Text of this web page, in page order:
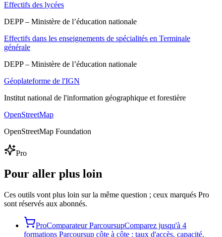
Effectifs des lycées
DEPP – Ministère de l’éducation nationale
Effectifs dans les enseignements de spécialités en Terminale
générale
DEPP – Ministère de l’éducation nationale
Géoplateforme de l'IGN
Institut national de l'information géographique et forestière
OpenStreetMap
OpenStreetMap Foundation
Pro
Pour aller plus loin
Ces outils vont plus loin sur la même question ; ceux marqués Pro
sont réservés aux abonnés.
ProComparateur ParcoursupComparez jusqu'à 4
formations Parcoursup côte à côte : taux d'accès, capacité,